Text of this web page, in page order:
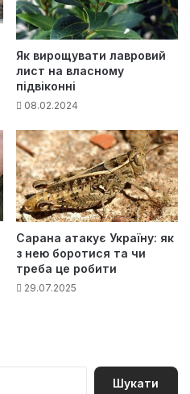
Як вирощувати лавровий
лист на власному
підвіконні
08.02.2024
Сарана атакує Україну: як
з нею боротися та чи
треба це робити
29.07.2025
П